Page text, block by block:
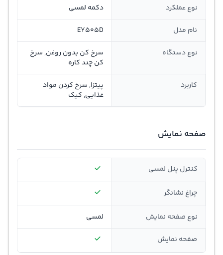
نوع عملکرد دکمه لمسی
نام مدل EY505D
نوع دستگاه
سرخ کن بدون روغن, سرخ
کن چند کاره
کاربرد
پیتزا, سرخ‌ کردن مواد
غذایی, کیک
صفحه نمایش
کنترل پنل لمسی
چراغ نشانگر
نوع صفحه نمایش لمسی
صفحه نمایش